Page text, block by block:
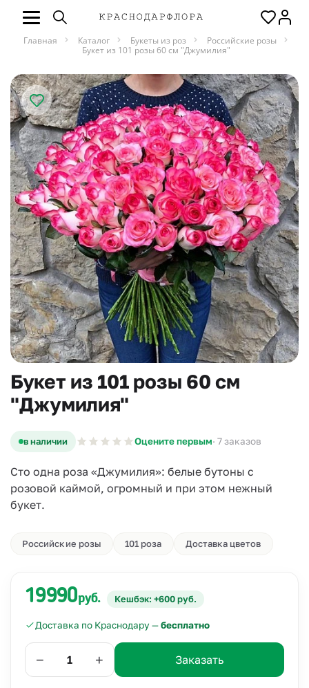
Главная Каталог Букеты из роз
Российские розы
Букет из 101 розы 60 см "Джумилия"
Букет из 101 розы 60 см
"Джумилия"
в наличии Оцените первым· 7 заказов
Сто одна роза «Джумилия»: белые бутоны с
розовой каймой, огромный и при этом нежный
букет.
Российские розы 101 роза Доставка цветов
19990руб. Кешбэк: +600 руб.
Доставка по Краснодару —бесплатно
− + Заказать